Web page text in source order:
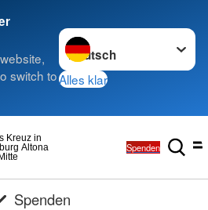
switch to
Sprache wechseln zu
Alles klar
Altona
Kreuz in
Spenden
Spenden